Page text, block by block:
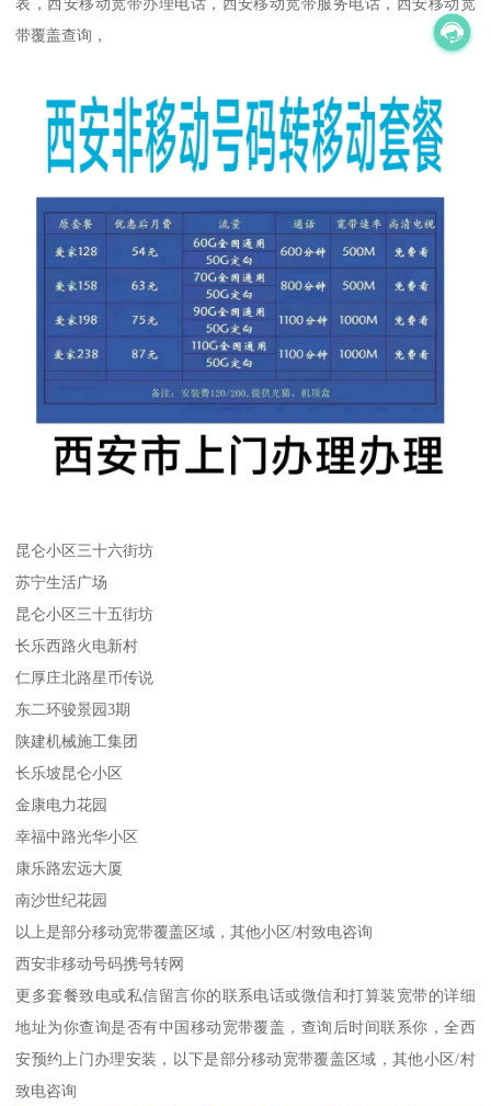
带覆盖查询，
昆仑小区三十六街坊
苏宁生活广场
昆仑小区三十五街坊
长乐西路火电新村
仁厚庄北路星币传说
东二环骏景园3期
陕建机械施工集团
长乐坡昆仑小区
金康电力花园
幸福中路光华小区
康乐路宏远大厦
南沙世纪花园
以上是部分移动宽带覆盖区域，其他小区/村致电咨询
西安非移动号码携号转网
更多套餐致电或私信留言你的联系电话或微信和打算装宽带的详细
地址为你查询是否有中国移动宽带覆盖，查询后时间联系你，全西
安预约上门办理安装，以下是部分移动宽带覆盖区域，其他小区/村
致电咨询